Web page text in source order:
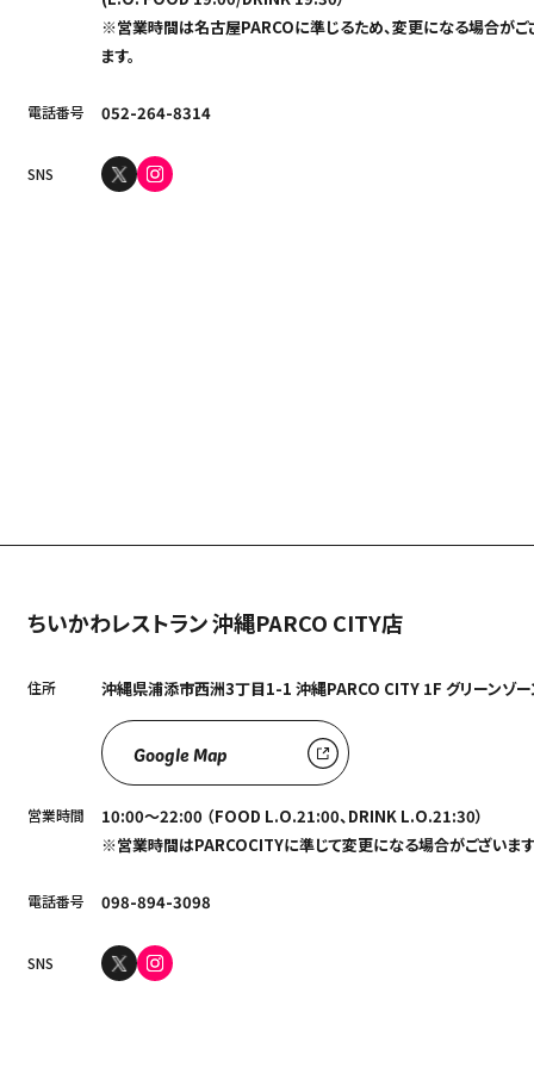
アクセス
Language
※営業時間は名古屋PARCOに準じるため、変更になる場合がご
ます。
電話番号 052-264-8314
SNS
ちいかわレストラン 沖縄PARCO CITY店
住所 沖縄県浦添市西洲3丁目1-1 沖縄PARCO CITY 1F グリーンゾー
Google Map
営業時間
10:00～22:00 （FOOD L.O.21:00、DRINK L.O.21:30）
※営業時間はPARCOCITYに準じて変更になる場合がございます
電話番号 098-894-3098
SNS